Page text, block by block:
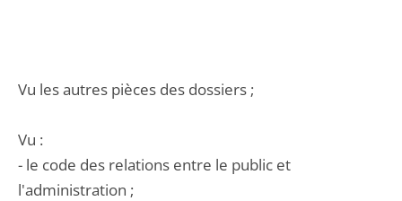
Vu les autres pièces des dossiers ;
Vu :
- le code des relations entre le public et
l'administration ;